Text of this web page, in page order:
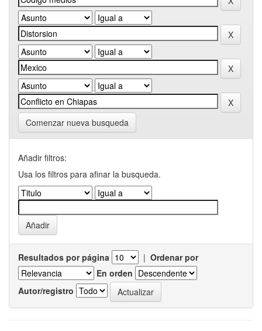
Comenzar nueva busqueda
Añadir filtros:
Usa los filtros para afinar la busqueda.
Resultados por página | Ordenar por
En orden
Autor/registro